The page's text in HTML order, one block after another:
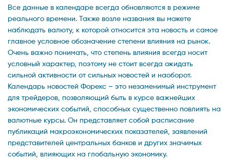
Все данные в календаре всегда обновляются в режиме
реального времени. Также возле названия вы можете
наблюдать валюту, к которой относится эта новость и самое
главное условное обозначение степени влияния на рынок.
Очень важно понимать, что степень влияния всегда носит
условный характер, поэтому не стоит всегда ожидать
сильной активности от сильных новостей и наоборот.
Календарь новостей Форекс – это незаменимый инструмент
для трейдеров, позволяющий быть в курсе важнейших
экономических событий, способных существенно повлиять на
валютные курсы. Он представляет собой расписание
публикаций макроэкономических показателей, заявлений
представителей центральных банков и других значимых
событий, влияющих на глобальную экономику.